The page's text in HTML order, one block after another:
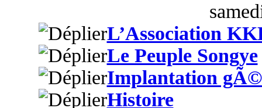
L’Association
Le Peuple Songye
Implantation
Histoire